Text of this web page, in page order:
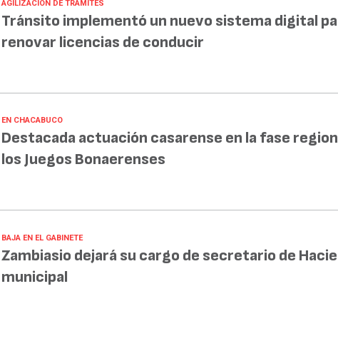
AGILIZACIÓN DE TRÁMITES
Tránsito implementó un nuevo sistema digital
renovar licencias de conducir
EN CHACABUCO
Destacada actuación casarense en la fase
los Juegos Bonaerenses
BAJA EN EL GABINETE
Zambiasio dejará su cargo de secretario de
municipal